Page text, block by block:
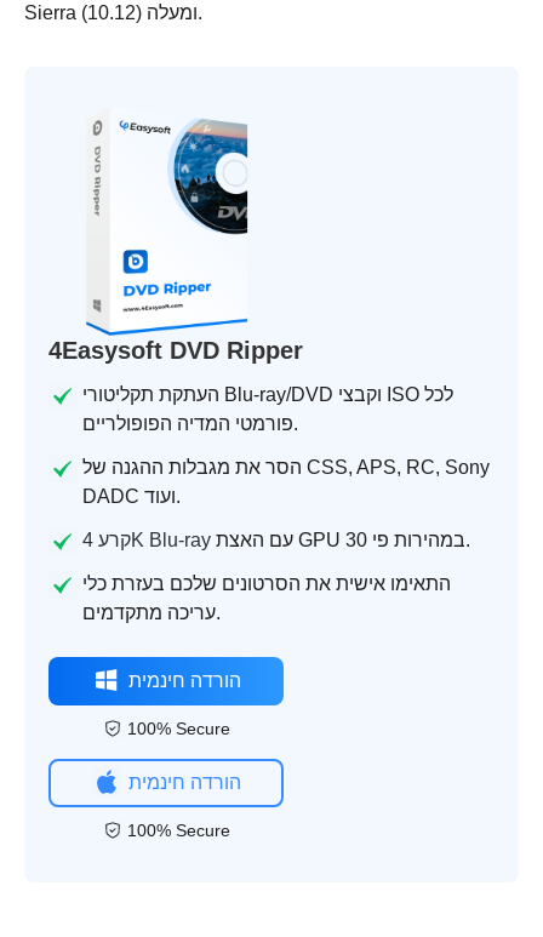
Sierra (10.12) ומעלה.
4Easysoft DVD Ripper
העתקת תקליטורי Blu-ray/DVD וקבצי ISO לכל
פורמטי המדיה הפופולריים.
הסר את מגבלות ההגנה של CSS, APS, RC, Sony
DADC ועוד.
קרע 4K Blu-ray עם האצת GPU במהירות פי 30.
התאימו אישית את הסרטונים שלכם בעזרת כלי
עריכה מתקדמים.
הורדה חינמית
100% Secure
הורדה חינמית
100% Secure